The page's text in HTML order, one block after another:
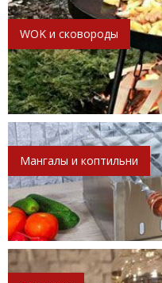
WOK и сковороды
Мангалы и коптильни